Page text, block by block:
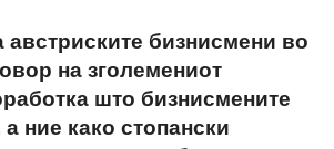
австриските бизнисмени во
на зголемениот
што бизнисмените
а ние како стопански